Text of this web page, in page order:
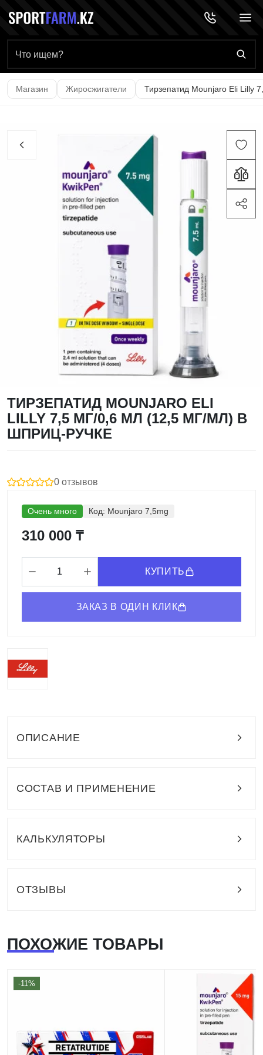
Главная страница
Магазин Жиросжигатели Тирзепатид Mounjaro Eli Lilly
ТИРЗЕПАТИД MOUNJARO ELI
LILLY 7,5 МГ/0,6 МЛ (12,5 МГ/МЛ) В
ШПРИЦ-РУЧКЕ
0 отзывов
Очень много Код: Mounjaro 7,5mg
310 000 ₸
КУПИТЬ
ЗАКАЗ В ОДИН КЛИК
ОПИСАНИЕ
СОСТАВ И ПРИМЕНЕНИЕ
КАЛЬКУЛЯТОРЫ
ОТЗЫВЫ
ПОХОЖИЕ ТОВАРЫ
-11%